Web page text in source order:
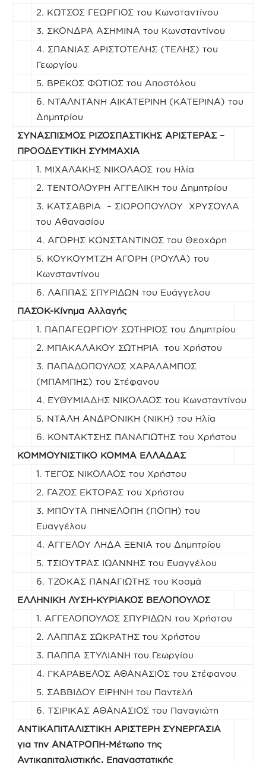
2. ΚΩΤΣΟΣ ΓΕΩΡΓΙΟΣ του Κωνσταντίνου
3. ΣΚΟΝΔΡΑ ΑΣΗΜΙΝΑ του Κωνσταντίνου
4. ΣΠΑΝΙΑΣ ΑΡΙΣΤΟΤΕΛΗΣ (ΤΕΛΗΣ) του
Γεωργίου
5. ΒΡΕΚΟΣ ΦΩΤΙΟΣ του Αποστόλου
6. ΝΤΑΛΝΤΑΝΗ ΑΙΚΑΤΕΡΙΝΗ (ΚΑΤΕΡΙΝΑ) του
Δημητρίου
ΣΥΝΑΣΠΙΣΜΟΣ ΡΙΖΟΣΠΑΣΤΙΚΗΣ ΑΡΙΣΤΕΡΑΣ –
ΠΡΟΟΔΕΥΤΙΚΗ ΣΥΜΜΑΧΙΑ
1. ΜΙΧΑΛΑΚΗΣ ΝΙΚΟΛΑΟΣ του Ηλία
2. ΤΕΝΤΟΛΟΥΡΗ ΑΓΓΕΛΙΚΗ του Δημητρίου
3. ΚΑΤΣΑΒΡΙΑ – ΣΙΩΡΟΠΟΥΛΟΥ ΧΡΥΣΟΥΛΑ
του Αθανασίου
4. ΑΓΟΡΗΣ ΚΩΝΣΤΑΝΤΙΝΟΣ του Θεοχάρη
5. ΚΟΥΚΟΥΜΤΖΗ ΑΓΟΡΗ (ΡΟΥΛΑ) του
Κωνσταντίνου
6. ΛΑΠΠΑΣ ΣΠΥΡΙΔΩΝ του Ευάγγελου
ΠΑΣΟΚ-Κίνημα Αλλαγής
1. ΠΑΠΑΓΕΩΡΓΙΟΥ ΣΩΤΗΡΙΟΣ του Δημητρίου
2. ΜΠΑΚΑΛΑΚΟΥ ΣΩΤΗΡΙΑ του Χρήστου
3. ΠΑΠΑΔΟΠΟΥΛΟΣ ΧΑΡΑΛΑΜΠΟΣ
(ΜΠΑΜΠΗΣ) του Στέφανου
4. ΕΥΘΥΜΙΑΔΗΣ ΝΙΚΟΛΑΟΣ του Κωνσταντίνου
5. ΝΤΑΛΗ ΑΝΔΡΟΝΙΚΗ (ΝΙΚΗ) του Ηλία
6. ΚΟΝΤΑΚΤΣΗΣ ΠΑΝΑΓΙΩΤΗΣ του Χρήστου
ΚΟΜΜΟΥΝΙΣΤΙΚΟ ΚΟΜΜΑ ΕΛΛΑΔΑΣ
1. ΤΕΓΟΣ ΝΙΚΟΛΑΟΣ του Χρήστου
2. ΓΑΖΟΣ ΕΚΤΟΡΑΣ του Χρήστου
3. ΜΠΟΥΤΑ ΠΗΝΕΛΟΠΗ (ΠΟΠΗ) του
Ευαγγέλου
4. ΑΓΓΕΛΟΥ ΛΗΔΑ ΞΕΝΙΑ του Δημητρίου
5. ΤΣΙΟΥΤΡΑΣ ΙΩΑΝΝΗΣ του Ευαγγέλου
6. ΤΖΟΚΑΣ ΠΑΝΑΓΙΩΤΗΣ του Κοσμά
ΕΛΛΗΝΙΚΗ ΛΥΣΗ-ΚΥΡΙΑΚΟΣ ΒΕΛΟΠΟΥΛΟΣ
1. ΑΓΓΕΛΟΠΟΥΛΟΣ ΣΠΥΡΙΔΩΝ του Χρήστου
2. ΛΑΠΠΑΣ ΣΩΚΡΑΤΗΣ του Χρήστου
3. ΠΑΠΠΑ ΣΤΥΛΙΑΝΗ του Γεωργίου
4. ΓΚΑΡΑΒΕΛΟΣ ΑΘΑΝΑΣΙΟΣ του Στέφανου
5. ΣΑΒΒΙΔΟΥ ΕΙΡΗΝΗ του Παντελή
6. ΤΣΙΡΙΚΑΣ ΑΘΑΝΑΣΙΟΣ του Παναγιώτη
ΑΝΤΙΚΑΠΙΤΑΛΙΣΤΙΚΗ ΑΡΙΣΤΕΡΗ ΣΥΝΕΡΓΑΣΙΑ
για την ΑΝΑΤΡΟΠΗ-Μέτωπο της
Αντικαπιταλιστικής, Επαναστατικής